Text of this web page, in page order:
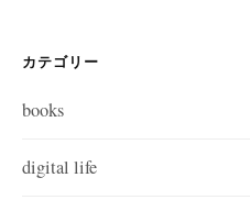
カテゴリー
books
digital life